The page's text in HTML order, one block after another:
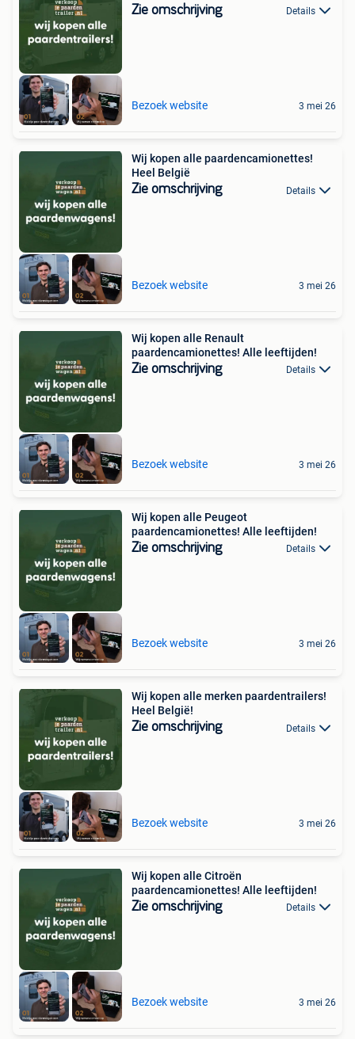
Zie omschrijving Details
Bezoek website 3 mei 26
Wij kopen alle paardencamionettes!
Heel België
Zie omschrijving Details
Bezoek website 3 mei 26
Wij kopen alle Renault
paardencamionettes! Alle leeftijden!
Zie omschrijving Details
Bezoek website 3 mei 26
Wij kopen alle Peugeot
paardencamionettes! Alle leeftijden!
Zie omschrijving Details
Bezoek website 3 mei 26
Wij kopen alle merken paardentrailers!
Heel België!
Zie omschrijving Details
Bezoek website 3 mei 26
Wij kopen alle Citroën
paardencamionettes! Alle leeftijden!
Zie omschrijving Details
Bezoek website 3 mei 26